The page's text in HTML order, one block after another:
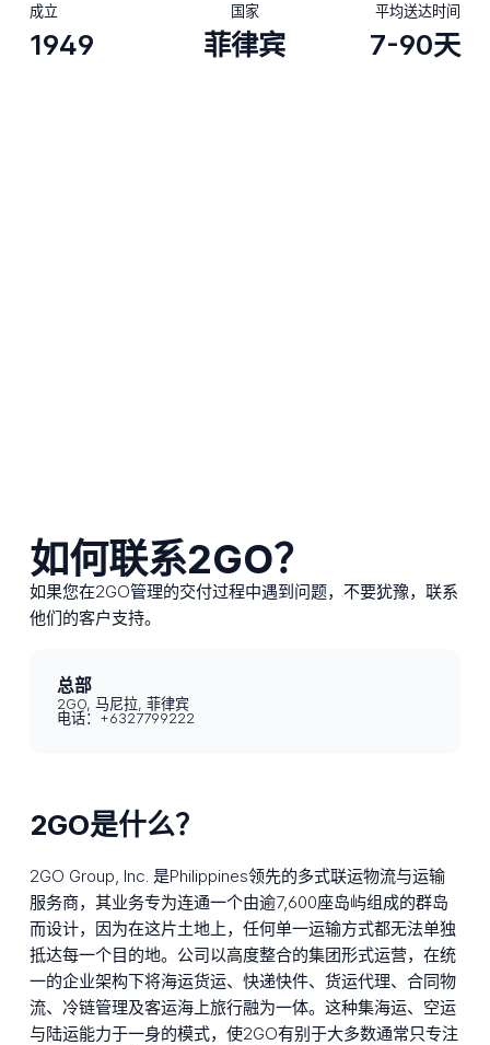
成立
1949
国家
菲律宾
平均送达时间
7-90天
如何联系2GO？
如果您在2GO管理的交付过程中遇到问题，不要犹豫，联系
他们的客户支持。
总部
2GO, 马尼拉, 菲律宾
电话：+6327799222
2GO是什么？
2GO Group, Inc. 是Philippines领先的多式联运物流与运输
服务商，其业务专为连通一个由逾7,600座岛屿组成的群岛
而设计，因为在这片土地上，任何单一运输方式都无法单独
抵达每一个目的地。公司以高度整合的集团形式运营，在统
一的企业架构下将海运货运、快递快件、货运代理、合同物
流、冷链管理及客运海上旅行融为一体。这种集海运、空运
与陆运能力于一身的模式，使2GO有别于大多数通常只专注